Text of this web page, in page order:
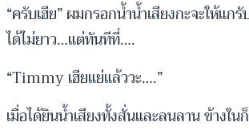
“ครับเฮีย” ผมกรอกน้ำน้ำเสียงกะจะให้แก
ได้ไม่ยาว…แต่ทันทีที่….
“Timmy เฮียแย่แล้ววะ….”
เมื่อได้ยินน้ำเสียงทั้งสั่นและลนลาน ข้างใ